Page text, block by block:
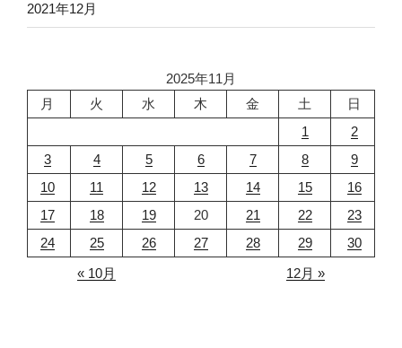
2021年12月
2025年11月
月
火 水 木 金 土
日
1
2
3
4 5 6 7 8
9
10
11 12 13 14 15
16
17
18 19 20 21 22
23
24
25 26 27 28 29
30
« 10月
12月 »